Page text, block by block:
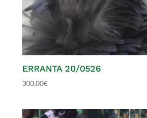
ERRANTA 20/0526
300,00€